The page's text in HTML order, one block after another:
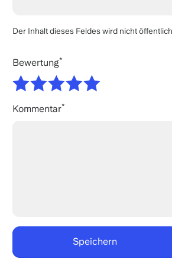
Der Inhalt dieses Feldes wird nicht
Bewertung
Kommentar